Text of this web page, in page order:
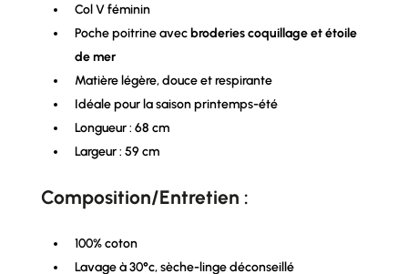
Col V féminin
Poche poitrine avec broderies coquillage et étoile
de mer
Matière légère, douce et respirante
Idéale pour la saison printemps-été
Longueur : 68 cm
Largeur : 59 cm
Composition/Entretien :
100% coton
Lavage à 30°c, sèche-linge déconseillé